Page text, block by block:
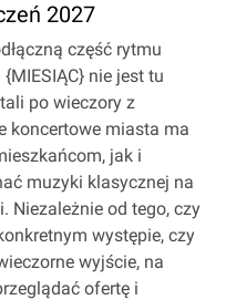
2027
część rytmu
nie jest tu
po wieczory z
koncertowe miasta ma
jak i
muzyki klasycznej na
Niezależnie od tego, czy
występie, czy
wyjście, na
ofertę i